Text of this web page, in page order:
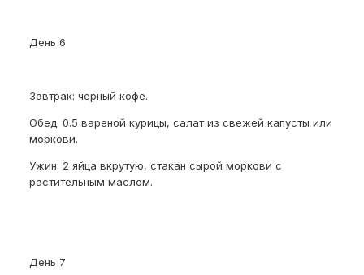
День 6
Завтрак: черный кофе.
Обед: 0.5 вареной курицы, салат из свежей капусты или
моркови.
Ужин: 2 яйца вкрутую, стакан сырой моркови с
растительным маслом.
День 7